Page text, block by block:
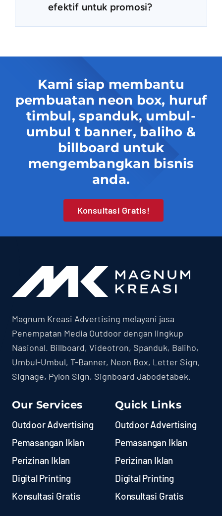
efektif untuk promosi?
Kami siap membantu
pembuatan neon box, huruf
timbul, spanduk, umbul-
umbul t banner, baliho &
billboard untuk
mengembangkan bisnis
anda.
Konsultasi Gratis!
Magnum Kreasi Advertising melayani jasa
Penempatan Media Outdoor dengan lingkup
Nasional. Billboard, Videotron, Spanduk, Baliho,
Umbul-Umbul, T-Banner, Neon Box, Letter Sign,
Signage, Pylon Sign, Signboard Jabodetabek.
Our Services
Outdoor Advertising
Pemasangan Iklan
Perizinan Iklan
Digital Printing
Konsultasi Gratis
Quick Links
Outdoor Advertising
Pemasangan Iklan
Perizinan Iklan
Digital Printing
Konsultasi Gratis